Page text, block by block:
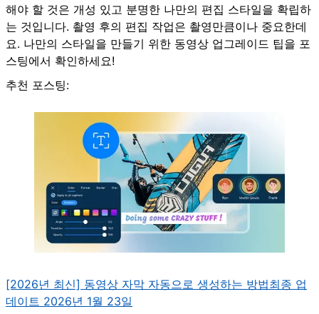
해야 할 것은 개성 있고 분명한 나만의 편집 스타일을 확립하
는 것입니다. 촬영 후의 편집 작업은 촬영만큼이나 중요한데
요. 나만의 스타일을 만들기 위한 동영상 업그레이드 팁을 포
스팅에서 확인하세요!
추천 포스팅:
[2026년 최신] 동영상 자막 자동으로 생성하는 방법최종 업
데이트 2026년 1월 23일